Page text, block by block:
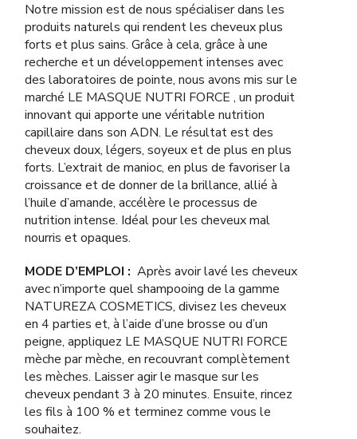
Notre mission est de nous spécialiser dans les
produits naturels qui rendent les cheveux plus
forts et plus sains. Grâce à cela, grâce à une
recherche et un développement intenses avec
des laboratoires de pointe, nous avons mis sur le
marché LE MASQUE NUTRI FORCE , un produit
innovant qui apporte une véritable nutrition
capillaire dans son ADN. Le résultat est des
cheveux doux, légers, soyeux et de plus en plus
forts. L’extrait de manioc, en plus de favoriser la
croissance et de donner de la brillance, allié à
l’huile d’amande, accélère le processus de
nutrition intense. Idéal pour les cheveux mal
nourris et opaques.
MODE D’EMPLOI : Après avoir lavé les cheveux
avec n’importe quel shampooing de la gamme
NATUREZA COSMETICS, divisez les cheveux
en 4 parties et, à l’aide d’une brosse ou d’un
peigne, appliquez LE MASQUE NUTRI FORCE
mèche par mèche, en recouvrant complètement
les mèches. Laisser agir le masque sur les
cheveux pendant 3 à 20 minutes. Ensuite, rincez
les fils à 100 % et terminez comme vous le
souhaitez.